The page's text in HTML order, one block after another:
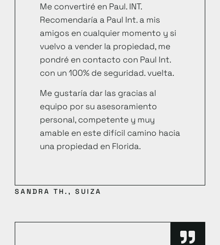
Me convertiré en Paul. INT.
Recomendaría a Paul Int. a mis
amigos en cualquier momento y si
vuelvo a vender la propiedad, me
pondré en contacto con Paul Int.
con un 100% de seguridad. vuelta.
Me gustaría dar las gracias al
equipo por su asesoramiento
personal, competente y muy
amable en este difícil camino hacia
una propiedad en Florida.
SANDRA TH., SUIZA